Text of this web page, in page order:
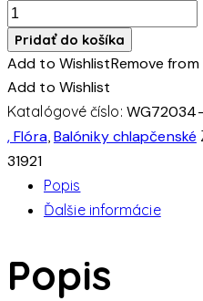
12.00€
množstvo
Astronaut
28"/71cm
fóliový
balónik
Pridať do košíka
Add to WishlistRemove from
Add to Wishlist
Katalógové číslo:
, Flóra, Balóniky chlapčenské
31921
Popis
Ďalšie informácie
Popis